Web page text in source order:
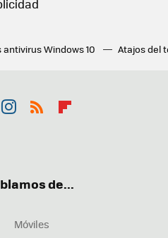
antivirus Windows 10 Atajos del
de...
Móviles